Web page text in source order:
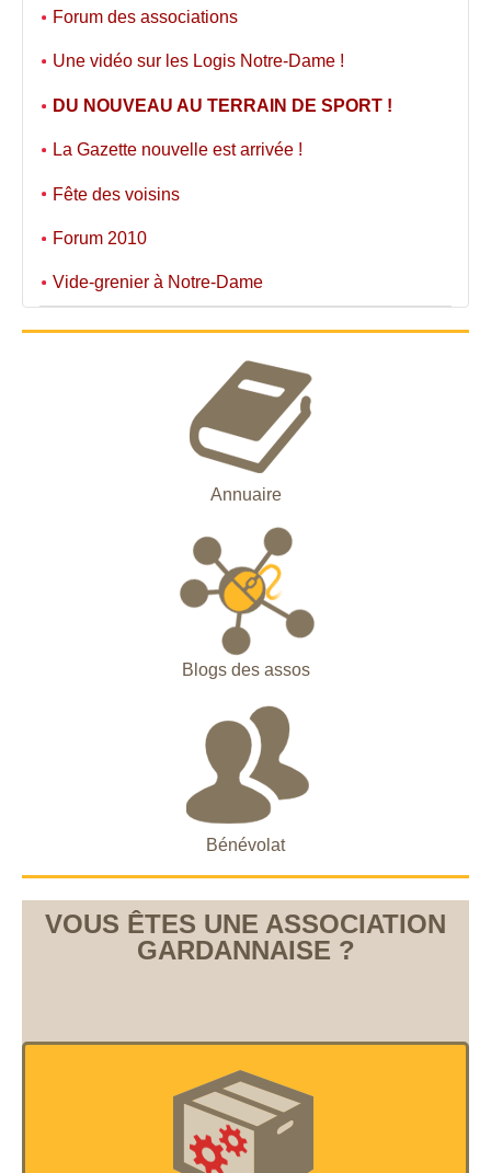
Forum des associations
Une vidéo sur les Logis Notre-Dame !
DU NOUVEAU AU TERRAIN DE SPORT !
La Gazette nouvelle est arrivée !
Fête des voisins
Forum 2010
Vide-grenier à Notre-Dame
Annuaire
Blogs des assos
Bénévolat
VOUS ÊTES UNE ASSOCIATION
GARDANNAISE ?